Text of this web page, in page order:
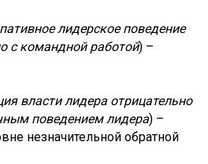
лидерское поведение
с командной работой) –
власти лидера отрицательно
поведением лидера) –
незначительной обратной